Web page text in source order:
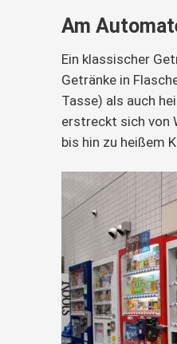
Am
Ein klassischer
Getränke in
Tasse) als auch
erstreckt sich von
bis hin zu heißem